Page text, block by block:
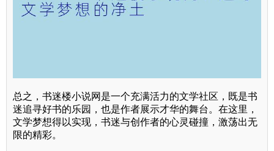
总之，书迷楼小说网是一个充满活力的文学社区，既是书
迷追寻好书的乐园，也是作者展示才华的舞台。在这里，
文学梦想得以实现，书迷与创作者的心灵碰撞，激荡出无
限的精彩。